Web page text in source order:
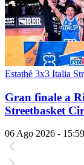
Estathé 3x3 Italia
Gran finale a
Streetbasket
06 Ago 2026 - 15:59